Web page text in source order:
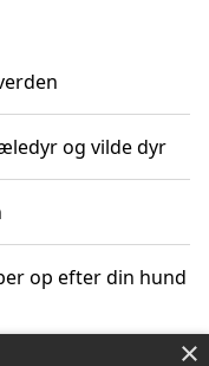
og vilde dyr
op efter din hund
×